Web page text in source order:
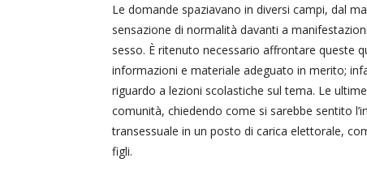
Le domande spaziavano in diversi campi, dal
sensazione di normalità davanti a
sesso. È ritenuto necessario affrontare queste
informazioni e materiale adeguato in merito;
riguardo a lezioni scolastiche sul tema. Le
comunità, chiedendo come si sarebbe sentito
transessuale in un posto di carica elettorale,
figli.